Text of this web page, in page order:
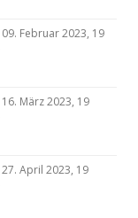
Februar 2023, 19
März 2023, 19
April 2023, 19